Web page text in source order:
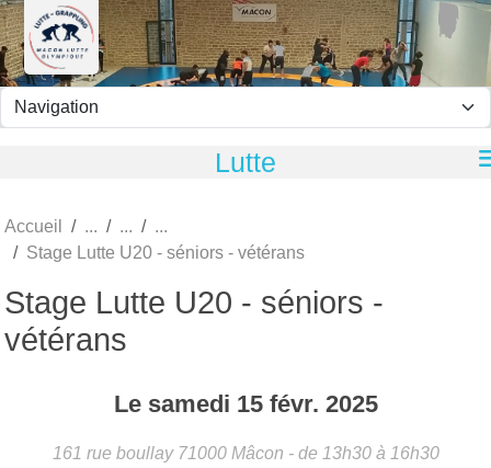
Lutte
Accueil
Stage Lutte U20 - séniors - vétérans
Stage Lutte U20 - séniors -
vétérans
Le samedi 15 févr. 2025
161 rue boullay 71000 Mâcon - de 13h30 à 16h30
Panneau de gestion des cookies